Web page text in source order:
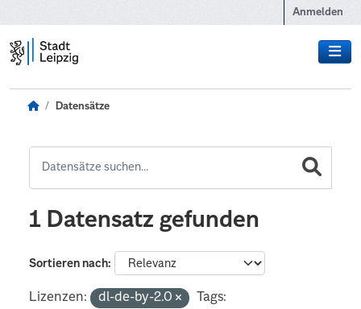
Anmelden
Datensätze
1 Datensatz gefunden
Sortieren nach
Lizenzen: dl-de-by-2.0
Tags: